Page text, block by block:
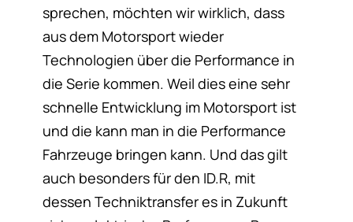
sprechen, möchten wir wirklich, dass
aus dem Motorsport wieder
Technologien über die Performance in
die Serie kommen. Weil dies eine sehr
schnelle Entwicklung im Motorsport ist
und die kann man in die Performance
Fahrzeuge bringen kann. Und das gilt
auch besonders für den ID.R, mit
dessen Techniktransfer es in Zukunft